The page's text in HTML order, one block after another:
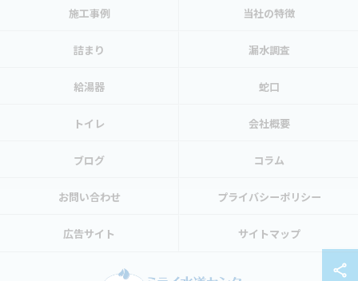
施工事例 当社の特徴
詰まり 漏水調査
給湯器 蛇口
トイレ 会社概要
ブログ コラム
お問い合わせ プライバシーポリシー
広告サイト サイトマップ